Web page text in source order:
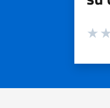
Valuta